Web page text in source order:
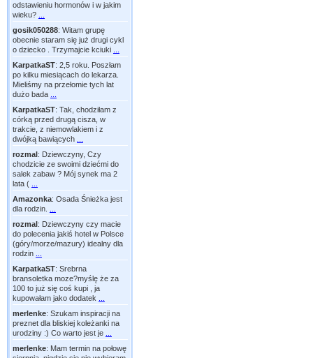
odstawieniu hormonów i w jakim
wieku?
gosik050288: Witam grupę
obecnie staram się już drugi cykl
o dziecko . Trzymajcie kciuki
KarpatkaST: 2,5 roku. Poszłam
po kilku miesiącach do lekarza.
Mieliśmy na przełomie tych lat
dużo bada
KarpatkaST: Tak, chodziłam z
córką przed drugą cisza, w
trakcie, z niemowlakiem i z
dwójką bawiących
rozmal: Dziewczyny, Czy
chodzicie ze swoimi dziećmi do
salek zabaw ? Mój synek ma 2
lata (
Amazonka: Osada Śnieżka jest
dla rodzin.
rozmal: Dziewczyny czy macie
do polecenia jakiś hotel w Polsce
(góry/morze/mazury) idealny dla
rodzin
KarpatkaST: Srebrna
bransoletka moze?myślę że za
100 to już się coś kupi , ja
kupowałam jako dodatek
merlenke: Szukam inspiracji na
preznet dla bliskiej koleżanki na
urodziny :) Co warto jest je
merlenke: Mam termin na połowę